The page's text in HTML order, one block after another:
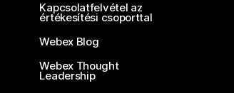
Kapcsolatfelvétel az
értékesítési csoporttal
Webex Blog
Webex Thought
Leadership